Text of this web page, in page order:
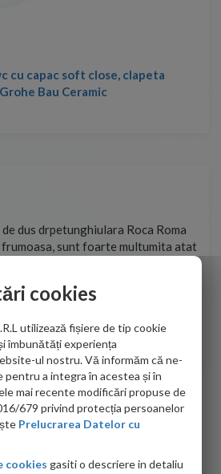
cu capac soft close, clapeta
Bau Ceramic
dus drpetunghiulara Roca Roma
sunt foarte multumita atat
cu care am colaborat in obtinerea
bine, va doresc!
cookies
utilizează fișiere de tip cookie
îmbunătăți experiența
ul nostru. Vă informăm că ne-
pentru a integra în acestea și în
mai recente modificări propuse de
679 privind protecția persoanelor
Prelucrarea Datelor cu
cookies gasiti o descriere in detaliu